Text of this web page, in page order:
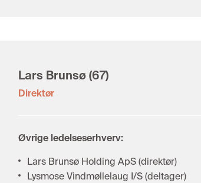
Lars Brunsø(67)
Direktør
Øvrige ledelseserhverv:
Lars Brunsø Holding ApS (direktør)
Lysmose Vindmøllelaug I/S (deltager)